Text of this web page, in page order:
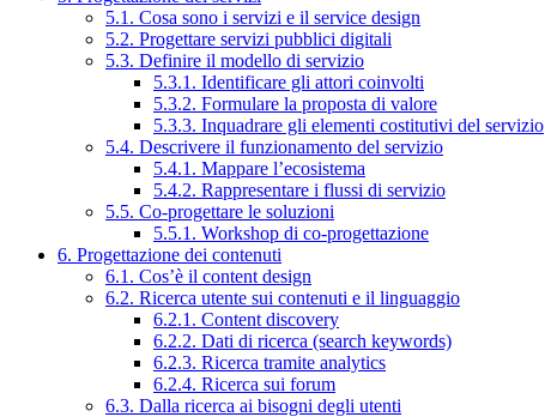
5.1. Cosa sono i servizi e il service design
5.2. Progettare servizi pubblici digitali
5.3. Definire il modello di servizio
5.3.1. Identificare gli attori coinvolti
5.3.2. Formulare la proposta di valore
5.3.3. Inquadrare gli elementi costitutivi del servizio
5.4. Descrivere il funzionamento del servizio
5.4.1. Mappare l’ecosistema
5.4.2. Rappresentare i flussi di servizio
5.5. Co-progettare le soluzioni
5.5.1. Workshop di co-progettazione
6. Progettazione dei contenuti
6.1. Cos’è il content design
6.2. Ricerca utente sui contenuti e il linguaggio
6.2.1. Content discovery
6.2.2. Dati di ricerca (search keywords)
6.2.3. Ricerca tramite analytics
6.2.4. Ricerca sui forum
6.3. Dalla ricerca ai bisogni degli utenti